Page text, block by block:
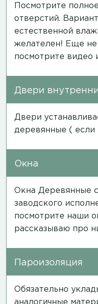
Посмотрите полное
отверстий.
естественной
желателен! Еще
посмотрите видео
Двери
Двери
деревянные (
Окна
Окна Деревянные
заводского
посмотрите наши
рассказываю про
Пароизоляция
Обязательно
аналогичные